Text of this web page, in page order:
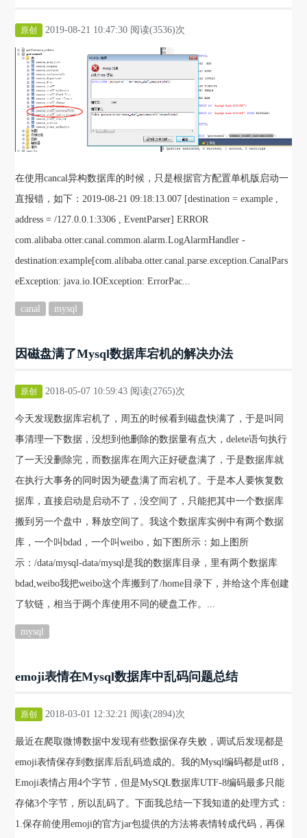
原创 2019-08-21 10:47:30 阅读(3536)次
在使用cancal异构数据库的时候，只是根据官方配置单机版启动一
直报错，如下：2019-08-21 09:18:13.007 [destination = example ,
address = /127.0.0.1:3306 , EventParser] ERROR
com.alibaba.otter.canal.common.alarm.LogAlarmHandler -
destination:example[com.alibaba.otter.canal.parse.exception.CanalPars
eException: java.io.IOException: ErrorPac...
canal mysql
因磁盘满了Mysql数据库宕机的解决办法
原创 2018-05-07 10:59:43 阅读(2765)次
今天发现数据库宕机了，周五的时候看到磁盘快满了，于是叫同
事清理一下数据，没想到他删除的数据量有点大，delete语句执行
了一天没删除完，而数据库在周六正好硬盘满了，于是数据库就
在执行大事务的同时因为硬盘满了而宕机了。于是本人要恢复数
据库，直接启动是启动不了，没空间了，只能把其中一个数据库
搬到另一个盘中，释放空间了。我这个数据库实例中有两个数据
库，一个叫bdad，一个叫weibo，如下图所示：如上图所
示：/data/mysql-data/mysql是我的数据库目录，里有两个数据库
bdad,weibo我把weibo这个库搬到了/home目录下，并给这个库创建
了软链，相当于两个库使用不同的硬盘工作。...
mysql
emoji表情在Mysql数据库中乱码问题总结
原创 2018-03-01 12:32:21 阅读(2894)次
最近在爬取微博数据中发现有些数据保存失败，调试后发现都是
emoji表情保存到数据库后乱码造成的。我的Mysql编码都是utf8，
Emoji表情占用4个字节，但是MySQL数据库UTF-8编码最多只能
存储3个字节，所以乱码了。下面我总结一下我知道的处理方式：
1.保存前使用emoji的官方jar包提供的方法将表情转成代码，再保